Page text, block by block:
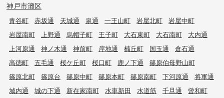
神戸市灘区
青谷町 赤坂通 天城通 泉通 一王山町 岩屋北町
岩屋中町
岩屋南町
上野通 烏帽子町 王子町 大石東町 大石南町
大内通
上河原通
神ノ木通 神前町 岸地通 楠丘町 国玉通
倉石通
高徳町
五毛通 桜ケ丘町 桜口町 鹿ノ下通
篠原伯母野山町
篠原北町
篠原台 篠原中町 篠原本町 篠原南町 下河原通
将軍通
城内通
城の下通 新在家南町 水車新田 水道筋 千旦通
曾和町